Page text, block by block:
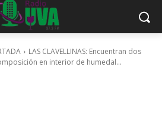
LAS CLAVELLINAS: Encuentran dos
en interior de humedal...